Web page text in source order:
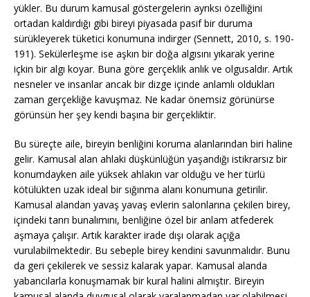
yükler. Bu durum kamusal göstergelerin ayrıksı özelliğini
ortadan kaldırdığı gibi bireyi piyasada pasif bir duruma
sürükleyerek tüketici konumuna indirger (Sennett, 2010, s. 190-
191). Sekülerleşme ise aşkın bir doğa algısını yıkarak yerine
içkin bir algı koyar. Buna göre gerçeklik anlık ve olgusaldır. Artık
nesneler ve insanlar ancak bir dizge içinde anlamlı oldukları
zaman gerçekliğe kavuşmaz. Ne kadar önemsiz görünürse
görünsün her şey kendi başına bir gerçekliktir.
Bu süreçte aile, bireyin benliğini koruma alanlarından biri haline
gelir. Kamusal alan ahlaki düşkünlüğün yaşandığı istikrarsız bir
konumdayken aile yüksek ahlakın var olduğu ve her türlü
kötülükten uzak ideal bir sığınma alanı konumuna getirilir.
Kamusal alandan yavaş yavaş evlerin salonlarına çekilen birey,
içindeki tanrı bunalımını, benliğine özel bir anlam atfederek
aşmaya çalışır. Artık karakter irade dışı olarak açığa
vurulabilmektedir. Bu sebeple birey kendini savunmalıdır. Bunu
da geri çekilerek ve sessiz kalarak yapar. Kamusal alanda
yabancılarla konuşmamak bir kural halini almıştır. Bireyin